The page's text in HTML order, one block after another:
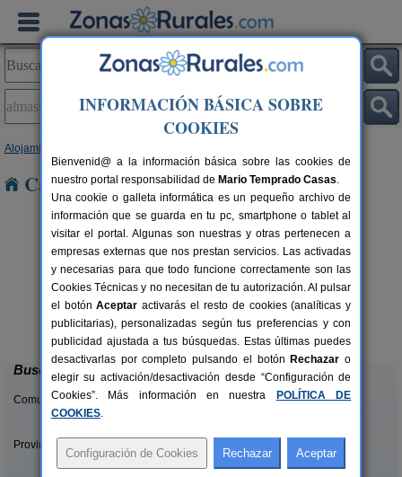
Alojamientos
Casas Rurales en Almassor
10-15+2 pers.
desde28 €
Casa Sisquet
Montcortes (Lleida)
Buscar
Comunidades:
Provincias/Islas:
INFORMACIÓN BÁSICA SOBRE
COOKIES
Bienvenid@ a la información básica sobre las cookies de
nuestro portal responsabilidad de Mario Temprado Casas.
Una cookie o galleta informática es un pequeño archivo de
información que se guarda en tu pc, smartphone o tablet al
visitar el portal. Algunas son nuestras y otras pertenecen a
empresas externas que nos prestan servicios. Las activadas
y necesarias para que todo funcione correctamente son las
Cookies Técnicas y no necesitan de tu autorización. Al pulsar
el botónAceptar activarás el resto de cookies (analíticas y
publicitarias), personalizadas según tus preferencias y con
publicidad ajustada a tus búsquedas. Estas últimas puedes
desactivarlas por completo pulsando el botón Rechazar o
elegir su activación/desactivación desde “Configuración de
Cookies”. Más información en nuestra
POLÍTICA DE
COOKIES.